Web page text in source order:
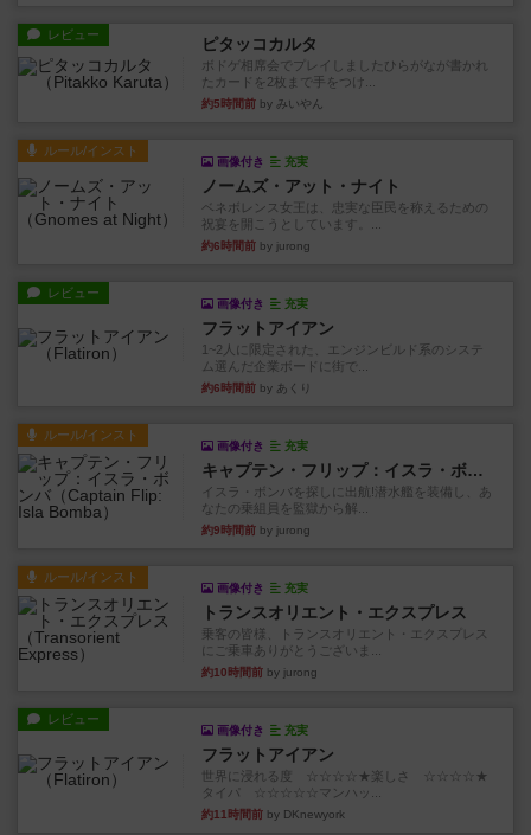
レビュー ピタッコカルタ
ボドゲ相席会でプレイしましたひらがなが書かれ
たカードを2枚まで手をつけ...
約5時間前 by みいやん
ルール/インスト
画像付き 充実
ノームズ・アット・ナイト
ベネボレンス女王は、忠実な臣民を称えるための
祝宴を開こうとしています。...
約6時間前 by jurong
レビュー
画像付き 充実
フラットアイアン
1~2人に限定された、エンジンビルド系のシステ
ム選んだ企業ボードに街で...
約6時間前 by あくり
ルール/インスト
画像付き 充実
キャプテン・フリップ：イスラ・ボンバ
イスラ・ボンバを探しに出航!潜水艦を装備し、あ
なたの乗組員を監獄から解...
約9時間前 by jurong
ルール/インスト
画像付き 充実
トランスオリエント・エクスプレス
乗客の皆様、トランスオリエント・エクスプレス
にご乗車ありがとうございま...
約10時間前 by jurong
レビュー
画像付き 充実
フラットアイアン
世界に浸れる度 ☆☆☆☆★楽しさ ☆☆☆☆★
タイパ ☆☆☆☆☆マンハッ...
約11時間前 by DKnewyork